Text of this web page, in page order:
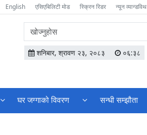
English एसिएबिलिटी मोड स्क्रिन रिडर न्यून व्यान्डविथ
वेबसाइटमा
सामग्री
खोज्नुहोस
शनिबार, श्रावण २३, २०८३ ०६:३८
घर जग्गाको विवरण सन्धी सम्झौता